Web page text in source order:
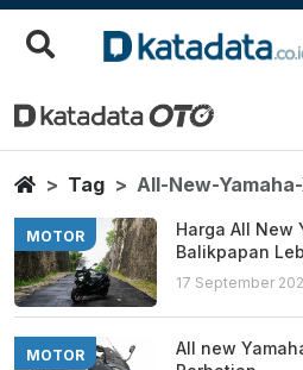
All New Yamaha
Berita Terbaru
HomeTag All-New-
MOTOR
Harga All New
Balikpapan
17 September
MOTOR
All new